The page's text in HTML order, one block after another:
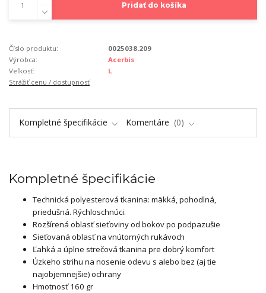
Pridať do košíka
Číslo produktu:
0025038.209
Výrobca:
Acerbis
Veľkosť:
L
Strážiť cenu / dostupnosť
Kompletné špecifikácie Komentáre 0
Kompletné špecifikácie
Technická polyesterová tkanina: mäkká, pohodlná,
priedušná. Rýchloschnúci.
Rozšírená oblasť sieťoviny od bokov po podpazušie
Sieťovaná oblasť na vnútorných rukávoch
Ľahká a úplne strečová tkanina pre dobrý komfort
Úzkeho strihu na nosenie odevu s alebo bez (aj tie
najobjemnejšie) ochrany
Hmotnosť 160 gr